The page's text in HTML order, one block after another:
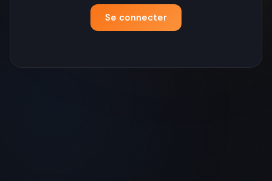
Se connecter